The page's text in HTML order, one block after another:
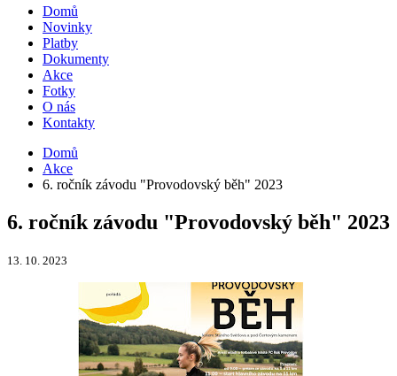
Domů
Novinky
Platby
Dokumenty
Akce
Fotky
O nás
Kontakty
Domů
Akce
6. ročník závodu "Provodovský běh" 2023
6. ročník závodu "Provodovský běh" 2023
13. 10. 2023